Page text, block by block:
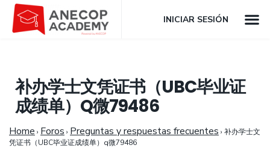
INICIAR SESIÓN
补办学士文凭证书（UBC毕业证
成绩单）Q微79486
Home › Foros › Preguntas y respuestas frecuentes › 补办学士文
凭证书（UBC毕业证成绩单）q微79486